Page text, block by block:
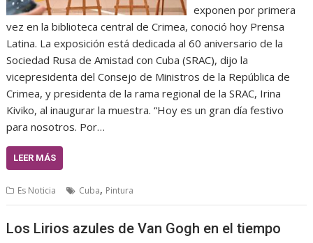
exponen por primera
vez en la biblioteca central de Crimea, conoció hoy Prensa
Latina. La exposición está dedicada al 60 aniversario de la
Sociedad Rusa de Amistad con Cuba (SRAC), dijo la
vicepresidenta del Consejo de Ministros de la República de
Crimea, y presidenta de la rama regional de la SRAC, Irina
Kiviko, al inaugurar la muestra. “Hoy es un gran día festivo
para nosotros. Por…
LEER MÁS
Es Noticia Cuba, Pintura
Los Lirios azules de Van Gogh en el tiempo